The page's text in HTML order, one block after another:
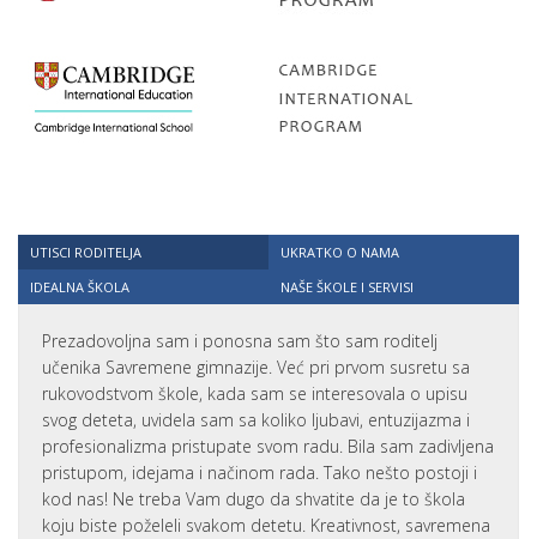
UTISCI RODITELJA
UKRATKO O NAMA
IDEALNA ŠKOLA
NAŠE ŠKOLE I SERVISI
Prezadovoljna sam i ponosna sam što sam roditelj
učenika Savremene gimnazije. Već pri prvom susretu sa
rukovodstvom škole, kada sam se interesovala o upisu
svog deteta, uvidela sam sa koliko ljubavi, entuzijazma i
profesionalizma pristupate svom radu. Bila sam zadivljena
pristupom, idejama i načinom rada. Tako nešto postoji i
kod nas! Ne treba Vam dugo da shvatite da je to škola
koju biste poželeli svakom detetu. Kreativnost, savremena